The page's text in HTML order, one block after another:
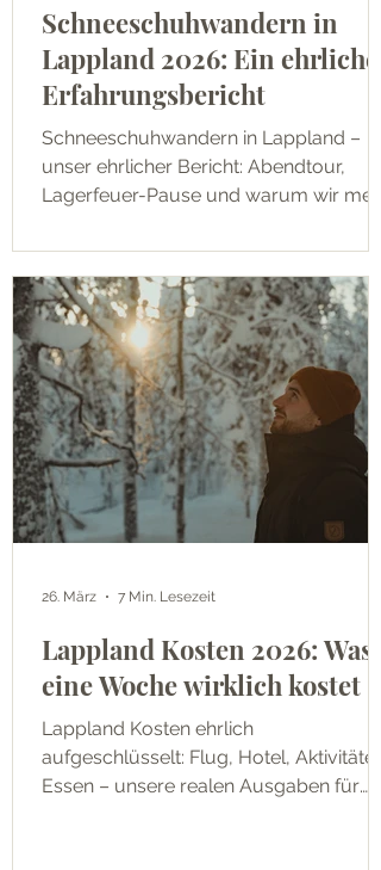
Schneeschuhwandern in
Lappland 2026: Ein ehrlicher
Erfahrungsbericht
Schneeschuhwandern in Lappland –
unser ehrlicher Bericht: Abendtour,
Lagerfeuer-Pause und warum wir mehr
sonstwo.
Lappland Kosten 2026: Was
eine Woche wirklich kostet
Lappland Kosten ehrlich
aufgeschlüsselt: Flug, Hotel, Aktivitäten,
Essen – unsere realen Ausgaben für
26. März 7 Min. Lesezeit